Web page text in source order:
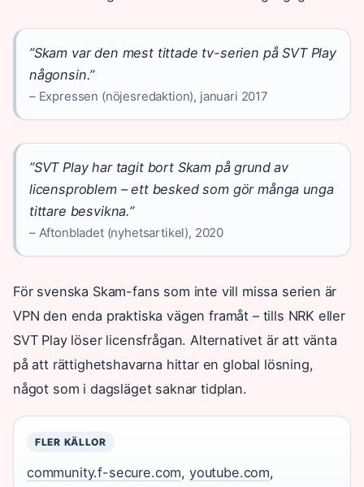
”Skam var den mest tittade tv-serien på SVT Play
någonsin.”
– Expressen (nöjesredaktion), januari 2017
”SVT Play har tagit bort Skam på grund av
licensproblem – ett besked som gör många unga
tittare besvikna.”
– Aftonbladet (nyhetsartikel), 2020
För svenska Skam-fans som inte vill missa serien är
VPN den enda praktiska vägen framåt – tills NRK eller
SVT Play löser licensfrågan. Alternativet är att vänta
på att rättighetshavarna hittar en global lösning,
något som i dagsläget saknar tidplan.
FLER KÄLLOR
community.f-secure.com, youtube.com,